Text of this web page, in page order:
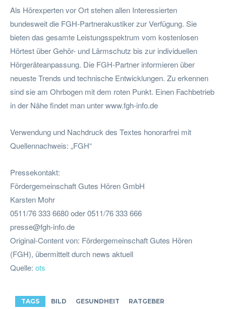
Als Hörexperten vor Ort stehen allen Interessierten
bundesweit die FGH-Partnerakustiker zur Verfügung. Sie
bieten das gesamte Leistungsspektrum vom kostenlosen
Hörtest über Gehör- und Lärmschutz bis zur individuellen
Hörgeräteanpassung. Die FGH-Partner informieren über
neueste Trends und technische Entwicklungen. Zu erkennen
sind sie am Ohrbogen mit dem roten Punkt. Einen Fachbetrieb
in der Nähe findet man unter www.fgh-info.de
Verwendung und Nachdruck des Textes honorarfrei mit
Quellennachweis: „FGH“
Pressekontakt:
Fördergemeinschaft Gutes Hören GmbH
Karsten Mohr
0511/76 333 6680 oder 0511/76 333 666
presse@fgh-info.de
Original-Content von: Fördergemeinschaft Gutes Hören
(FGH), übermittelt durch news aktuell
Quelle: ots
TAGS BILD GESUNDHEIT RATGEBER